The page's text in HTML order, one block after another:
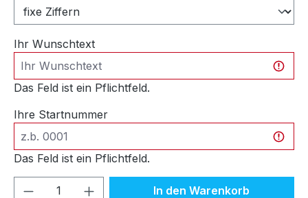
Ihr Wunschtext
Das Feld ist ein Pflichtfeld.
Ihre Startnummer
Das Feld ist ein Pflichtfeld.
Produkt Anzahl: Gib denIn den Warenkorb